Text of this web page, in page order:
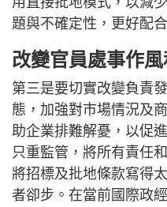
題與不確定性，更好配
改變官員處事作
第三是要切實改變負責
態，加強對市場情況及
助企業排難解憂，以促
只重監管，將所有責任
將招標及批地條款寫得
者卻步。在當前國際政